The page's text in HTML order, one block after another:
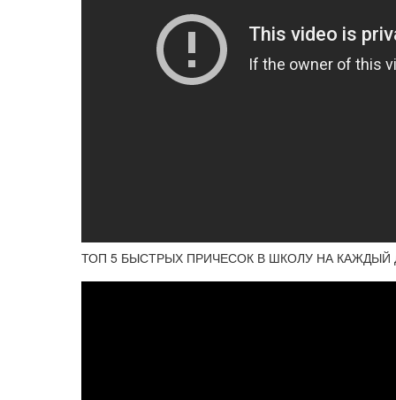
ТОП 5 БЫСТРЫХ ПРИЧЕСОК В ШКОЛУ НА КАЖДЫЙ